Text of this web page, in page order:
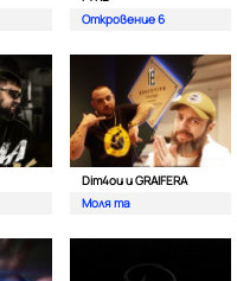
Откровение 6
Dim4ou и GRAIFERA
Моля та